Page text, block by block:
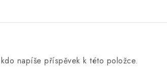
napíše příspěvek k této položce.